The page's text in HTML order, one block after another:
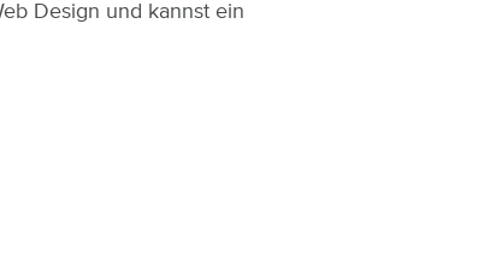
Design und kannst ein